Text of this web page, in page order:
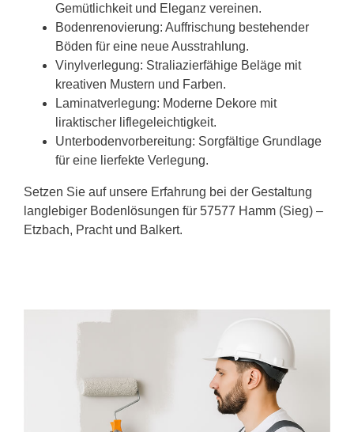
Gemütlichkeit und Eleganz vereinen.
Bodenrenovierung: Auffrischung bestehender
Böden für eine neue Ausstrahlung.
Vinylverlegung: Straliazierfähige Beläge mit
kreativen Mustern und Farben.
Laminatverlegung: Moderne Dekore mit
liraktischer liflegeleichtigkeit.
Unterbodenvorbereitung: Sorgfältige Grundlage
für eine lierfekte Verlegung.
Setzen Sie auf unsere Erfahrung bei der Gestaltung
langlebiger Bodenlösungen für 57577 Hamm (Sieg) –
Etzbach, Pracht und Balkert.